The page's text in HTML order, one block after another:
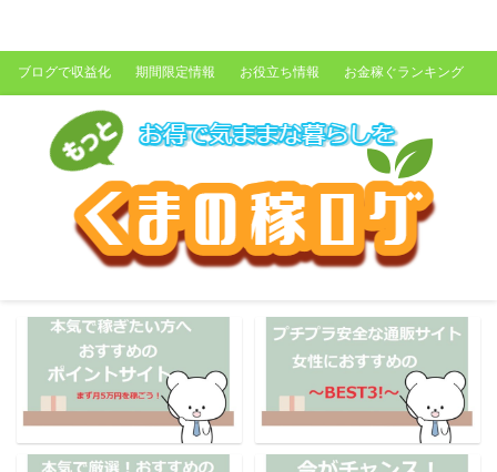
ブログで収益化 期間限定情報 お役立ち情報 お金稼ぐランキング